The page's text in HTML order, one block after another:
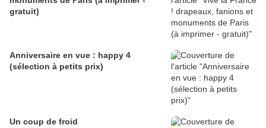
gratuit)
Anniversaire en vue : happy 4
(sélection à petits prix)
Un coup de froid